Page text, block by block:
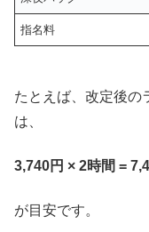
指名料
たとえば、改定後の
は、
3,740円 × 2時間 =
が目安です。